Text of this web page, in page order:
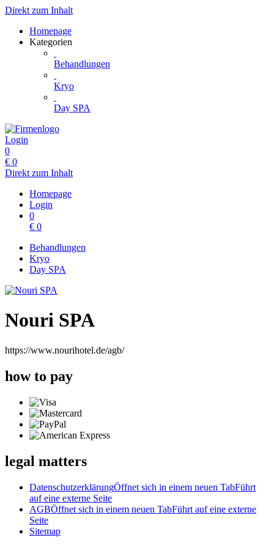
Direkt zum Inhalt
Homepage
Kategorien
Behandlungen
Kryo
Day SPA
Login
0
€ 0
Direkt zum Inhalt
Homepage
Login
0
€ 0
Behandlungen
Kryo
Day SPA
Nouri SPA
https://www.nourihotel.de/agb/
how to pay
legal matters
DatenschutzerklärungÖffnet sich in einem neuen TabFührt
auf eine externe Seite
AGBÖffnet sich in einem neuen TabFührt auf eine externe
Seite
Sitemap